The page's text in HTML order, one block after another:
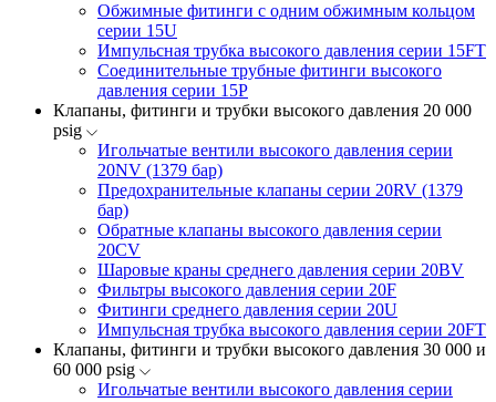
Обжимные фитинги с одним обжимным кольцом
серии 15U
Импульсная трубка высокого давления серии 15FT
Соединительные трубные фитинги высокого
давления серии 15P
Клапаны, фитинги и трубки высокого давления 20 000
psig
Игольчатые вентили высокого давления серии
20NV (1379 бар)
Предохранительные клапаны серии 20RV (1379
бар)
Обратные клапаны высокого давления серии
20CV
Шаровые краны среднего давления серии 20BV
Фильтры высокого давления серии 20F
Фитинги среднего давления серии 20U
Импульсная трубка высокого давления серии 20FT
Клапаны, фитинги и трубки высокого давления 30 000 и
60 000 psig
Игольчатые вентили высокого давления серии